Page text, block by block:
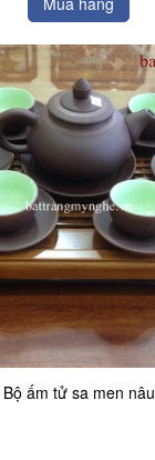
Bộ ấm tử sa men nâu